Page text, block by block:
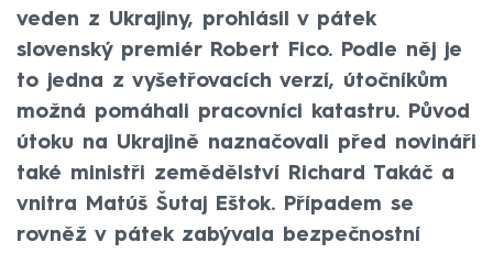
veden z Ukrajiny, prohlásil v pátek
slovenský premiér Robert Fico. Podle něj je
to jedna z vyšetřovacích verzí, útočníkům
možná pomáhali pracovníci katastru. Původ
útoku na Ukrajině naznačovali před novináři
také ministři zemědělství Richard Takáč a
vnitra Matúš Šutaj Eštok. Případem se
rovněž v pátek zabývala bezpečnostní